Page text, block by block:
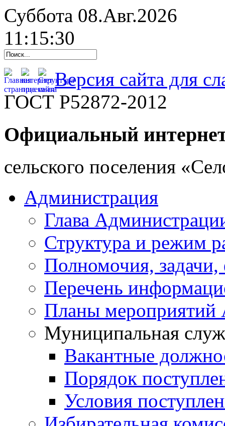
Суббота 08.Авг.2026
11:15:31
Версия сайта для
ГОСТ Р52872-2012
Официальный
cельского поселения
Администрация
Глава
Структура и режим
Полномочия,
Перечень
Планы мероприятий
Муниципальная
Вакантные
Порядок
Условия